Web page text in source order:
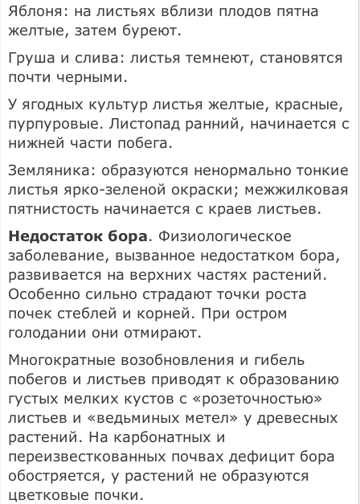
Яблоня: на листьях вблизи плодов пятна
желтые, затем буреют.
Груша и слива: листья темнеют, становятся
почти черными.
У ягодных культур листья желтые, красные,
пурпуровые. Листопад ранний, начинается с
нижней части побега.
Земляника: образуются ненормально тонкие
листья ярко-зеленой окраски; межжилковая
пятнистость начинается с краев листьев.
Недостаток бора. Физиологическое
заболевание, вызванное недостатком бора,
развивается на верхних частях растений.
Особенно сильно страдают точки роста
почек стеблей и корней. При остром
голодании они отмирают.
Многократные возобновления и гибель
побегов и листьев приводят к образованию
густых мелких кустов с «розеточностью»
листьев и «ведьминых метел» у древесных
растений. На карбонатных и
переизвесткованных почвах дефицит бора
обостряется, у растений не образуются
цветковые почки.